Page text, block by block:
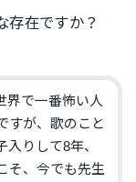
在ですか？
界で一番怖い人
すが、歌のこと
りして8年、
そ、今でも先生